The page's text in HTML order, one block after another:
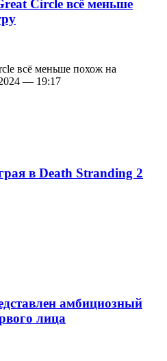
Circle всё меньше
всё меньше похож на
— 19:17
в Death Stranding 2
амбициозный
лица